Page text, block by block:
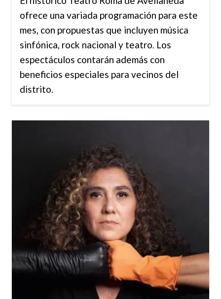
ofrece una variada programación para este
mes, con propuestas que incluyen música
sinfónica, rock nacional y teatro. Los
espectáculos contarán además con
beneficios especiales para vecinos del
distrito.